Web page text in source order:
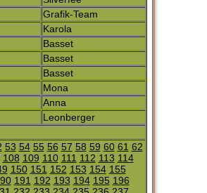
Grafik-Team
Karola
Basset
Basset
Basset
Mona
Anna
Leonberger
53 54 55 56 57 58 59 60 61 62
108 109 110 111 112 113 114
150 151 152 153 154 155
191 192 193 194 195 196